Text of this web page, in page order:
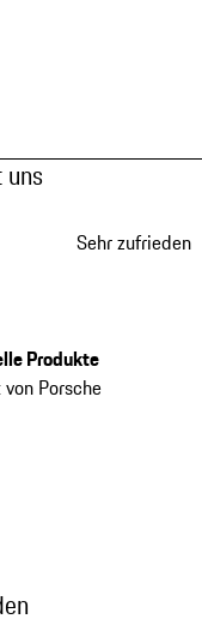
uns
Sehr zufrieden
Produkte
Porsche